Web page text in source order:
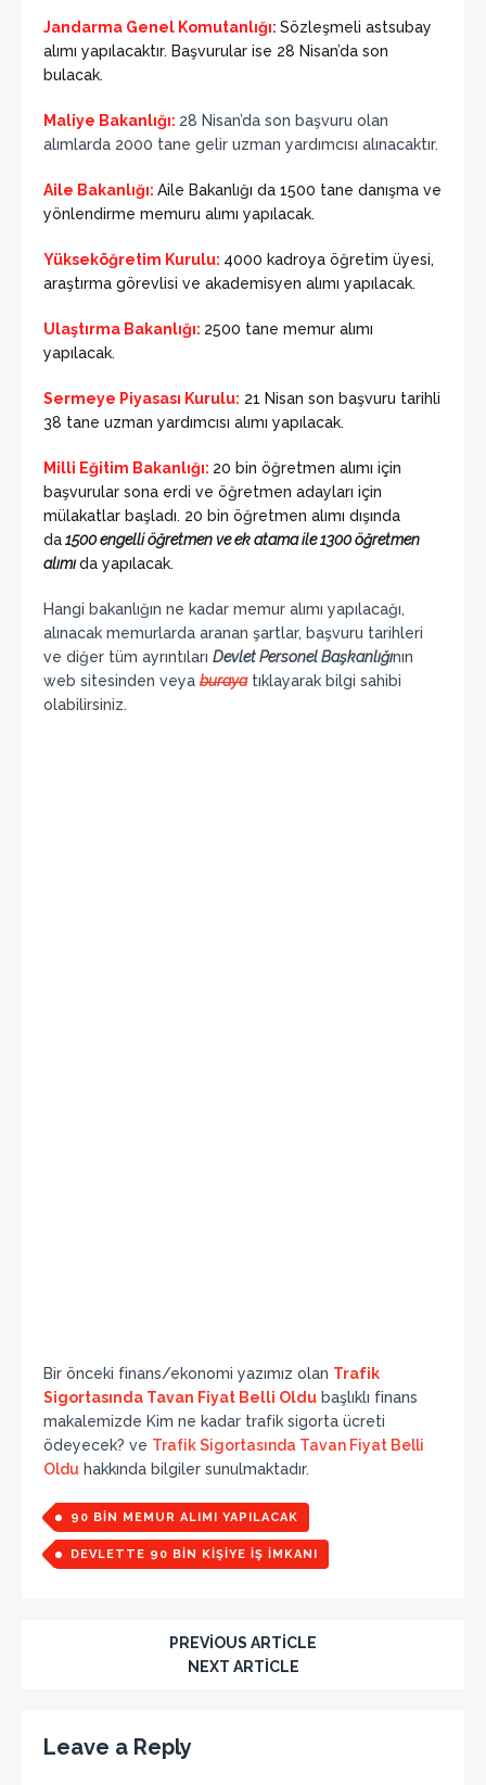
Jandarma Genel Komutanlığı: Sözleşmeli astsubay
alımı yapılacaktır. Başvurular ise 28 Nisan’da son
bulacak.
Maliye Bakanlığı: 28 Nisan’da son başvuru olan
alımlarda 2000 tane gelir uzman yardımcısı alınacaktır.
Aile Bakanlığı: Aile Bakanlığı da 1500 tane danışma ve
yönlendirme memuru alımı yapılacak.
Yükseköğretim Kurulu: 4000 kadroya öğretim üyesi,
araştırma görevlisi ve akademisyen alımı yapılacak.
Ulaştırma Bakanlığı: 2500 tane memur alımı
yapılacak.
Sermeye Piyasası Kurulu: 21 Nisan son başvuru tarihli
38 tane uzman yardımcısı alımı yapılacak.
Milli Eğitim Bakanlığı: 20 bin öğretmen alımı için
başvurular sona erdi ve öğretmen adayları için
mülakatlar başladı. 20 bin öğretmen alımı dışında
da1500 engelli öğretmen ve ek atama ile 1300 öğretmen
alımıda yapılacak.
Hangi bakanlığın ne kadar memur alımı yapılacağı,
alınacak memurlarda aranan şartlar, başvuru tarihleri
ve diğer tüm ayrıntıları Devlet Personel Başkanlığının
web sitesinden veya burayatıklayarak bilgi sahibi
olabilirsiniz.
Bir önceki finans/ekonomi yazımız olan Trafik
Sigortasında Tavan Fiyat Belli Oldu başlıklı finans
makalemizde Kim ne kadar trafik sigorta ücreti
ödeyecek? ve Trafik Sigortasında Tavan Fiyat Belli
Oldu hakkında bilgiler sunulmaktadır.
90 BIN MEMUR ALIMI YAPILACAK
DEVLETTE 90 BIN KIŞIYE IŞ IMKANI
PREVIOUS ARTICLE
NEXT ARTICLE
Leave a Reply